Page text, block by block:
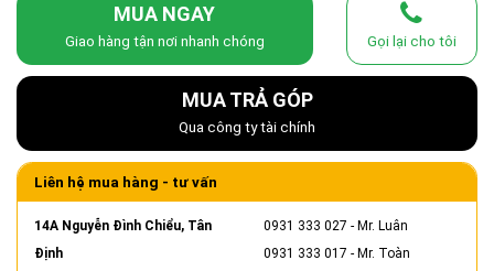
MUA NGAY
Giao hàng tận nơi nhanh chóng Gọi lại cho tôi
MUA TRẢ GÓP
Qua công ty tài chính
Liên hệ mua hàng - tư vấn
14A Nguyễn Đình Chiểu, Tân
Định
0931 333 027 - Mr. Luân
0931 333 017 - Mr. Toàn